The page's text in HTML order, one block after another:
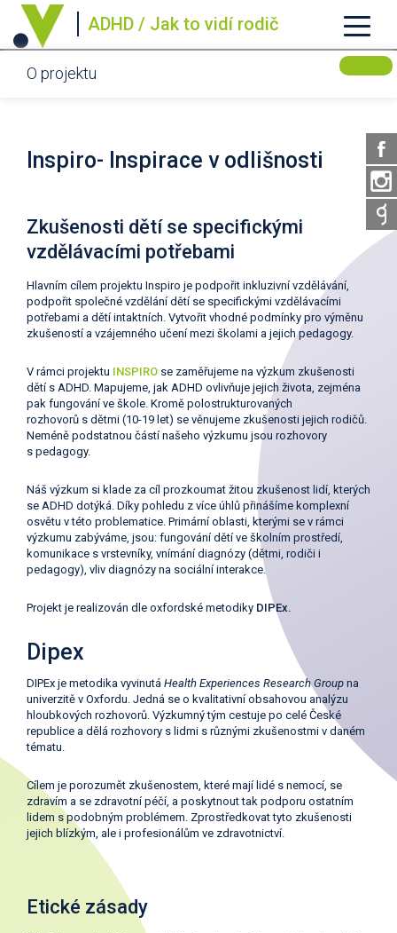
ADHD / Jak to vidí rodič
O projektu
Inspiro- Inspirace v odlišnosti
Zkušenosti dětí se specifickými
vzdělávacími potřebami
Hlavním cílem projektu Inspiro je podpořit inkluzivní vzdělávání,
podpořit společné vzdělání dětí se specifickými vzdělávacími
potřebami a dětí intaktních. Vytvořit vhodné podmínky pro výměnu
zkušeností a vzájemného učení mezi školami a jejich pedagogy.
V rámci projektu INSPIRO se zaměřujeme na výzkum zkušenosti
dětí s ADHD. Mapujeme, jak ADHD ovlivňuje jejich života, zejména
pak fungování ve škole. Kromě polostrukturovaných
rozhovorů s dětmi (10-19 let) se věnujeme zkušenosti jejich rodičů.
Neméně podstatnou částí našeho výzkumu jsou rozhovory
s pedagogy.
Náš výzkum si klade za cíl prozkoumat žitou zkušenost lidí, kterých
se ADHD dotýká. Díky pohledu z více úhlů přinášíme komplexní
osvětu v této problematice. Primární oblasti, kterými se v rámci
výzkumu zabýváme, jsou: fungování dětí ve školním prostředí,
komunikace s vrstevníky, vnímání diagnózy (dětmi, rodiči i
pedagogy), vliv diagnózy na sociální interakce.
Projekt je realizován dle oxfordské metodiky DIPEx.
Dipex
DIPEx je metodika vyvinutá Health Experiences Research Group na
univerzitě v Oxfordu. Jedná se o kvalitativní obsahovou analýzu
hloubkových rozhovorů. Výzkumný tým cestuje po celé České
republice a dělá rozhovory s lidmi s různými zkušenostmi v daném
tématu.
Cílem je porozumět zkušenostem, které mají lidé s nemocí, se
zdravím a se zdravotní péčí, a poskytnout tak podporu ostatním
lidem s podobným problémem. Zprostředkovat tyto zkušenosti
jejich blízkým, ale i profesionálům ve zdravotnictví.
Etické zásady